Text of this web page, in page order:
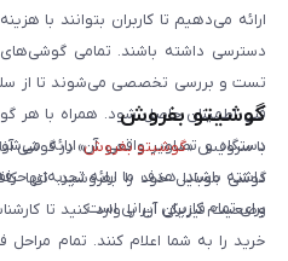
ارائه می‌دهیم تا کاربران بتوانند با
دسترسی داشته باشند. تمامی گوشی‌های
تست و بررسی تخصصی می‌شوند تا از
فنی اطمینان حاصل شود. همراه با هر
دستگاه و تصاویر واقعی آن ارائه می‌شود
داشته باشند. هدف ما ارائه تجربه‌ای
برای تمام کاربران ایرانی است.
گوشیتو بفروش
با سرویس «گوشیتو بفروش» در گوشی
گوشی موبایل خود را بفروشید.
وضعیت فیزیکی آن را وارد کنید تا
خرید را به شما اعلام کنند. تمام